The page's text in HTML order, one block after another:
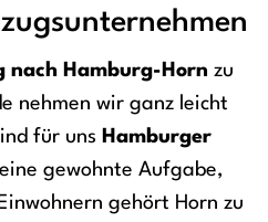
nach Hamburg-Horn zu
nehmen wir ganz leicht
für uns Hamburger
eine gewohnte Aufgabe,
gehört Horn zu